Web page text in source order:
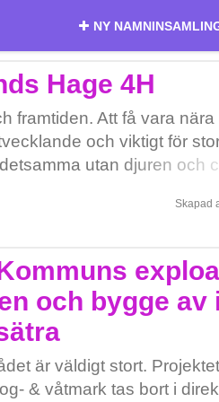
NY
Hage 4H
framtiden. Att få vara nära
och viktigt för
utan djuren och
Skapad
och bygge av
är väldigt stort.
& våtmark tas bort i